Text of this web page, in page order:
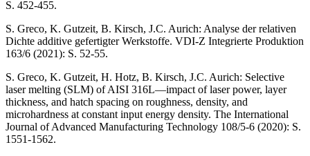
S. 452-455.
S. Greco, K. Gutzeit, B. Kirsch, J.C. Aurich: Analyse der relativen
Dichte additive gefertigter Werkstoffe. VDI-Z Integrierte Produktion
163/6 (2021): S. 52-55.
S. Greco, K. Gutzeit, H. Hotz, B. Kirsch, J.C. Aurich: Selective
laser melting (SLM) of AISI 316L—impact of laser power, layer
thickness, and hatch spacing on roughness, density, and
microhardness at constant input energy density. The International
Journal of Advanced Manufacturing Technology 108/5-6 (2020): S.
1551-1562.